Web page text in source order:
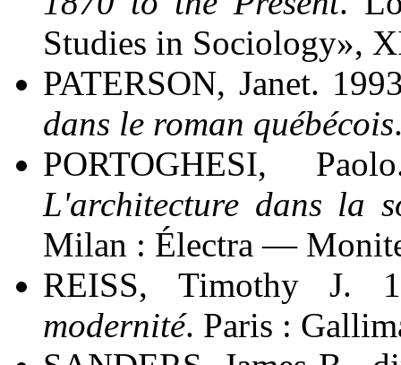
Studies in Sociology»,
PATERSON, Janet.
dans le roman québécois
PORTOGHESI,
L'architecture dans la
Milan : Électra —
REISS, Timothy J.
modernité. Paris :